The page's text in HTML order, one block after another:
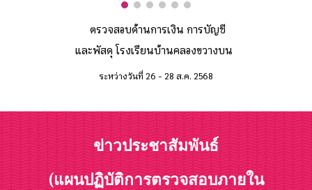
ตรวจสอบด้านการเงิน การบัญชี
และพัสดุ โรงเรียนบ้านคลองขวางบน
ระหว่างวันที่ 26 - 28 ส.ค. 2568
ข่าวประชาสัมพันธ์
(แผนปฏิบัติการตรวจสอบภายใน